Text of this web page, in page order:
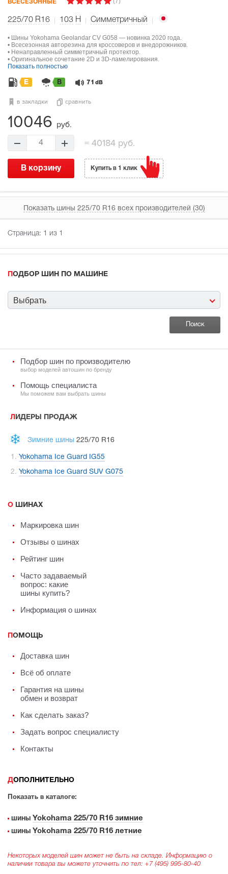
ВСЕСЕЗОННЫЕ
225/70 R16 103 H Симметричный
• Шины Yokohama Geolandar CV G058 — новинка 2020 года.
• Всесезонная авторезина для кроссоверов и внедорожников.
• Ненаправленный симметричный протектор.
• Оригинальное сочетание 2D и 3D-ламелирования.
Показать полностью
E B 71 dB
в закладки сравнить
10046 руб.
4 = 40184 руб.
В корзину Купить в 1 клик
Показать шины 225/70 R16 всех производителей (30)
Страница: 1 из 1
ПОДБОР ШИН ПО МАШИНЕ
Выбрать
Подбор шин по производителю
выбор моделей автошин по бренду
Помощь специалиста
Мы поможем вам выбрать шины
ЛИДЕРЫ ПРОДАЖ
Зимние шины 225/70 R16
Yokohama Ice Guard IG55
Yokohama Ice Guard SUV G075
О ШИНАХ
Маркировка шин
Отзывы о шинах
Рейтинг шин
Часто задаваемый
вопрос: какие
шины купить?
Информация о шинах
ПОМОЩЬ
Доставка шин
Всё об оплате
Гарантия на шины
обмен и возврат
Как сделать заказ?
Задать вопрос специалисту
Контакты
ДОПОЛНИТЕЛЬНО
Показать в каталоге:
шины Yokohama 225/70 R16 зимние
шины Yokohama 225/70 R16 летние
Некоторых моделей шин может не быть на складе. Информацию о
наличии товара вы можете уточнить по тел: +7 (495) 995-80-40